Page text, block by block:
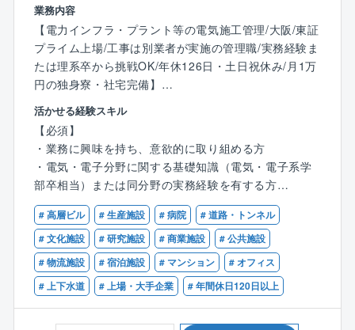
業務内容
【電力インフラ・プラント等の電気施工管理/大阪/東証
プライム上場/工事は別業者が実施の管理職/実務経験ま
たは理系卒から挑戦OK/年休126日・土日祝休み/月1万
円の独身寮・社宅完備】
■業務概要
電気設備の企画・設計～製造～販売まで一気通貫で行
う業界をリードする同社にて、施工管理を担当
■お客様先事例
官庁：水処理プラント、水力発電設備等
民間：鉄道関連、ビル、商業施設、再生可能エネルギ
ー発電事業者
その他：電力会社、高速道路等
■担当エリア：関東圏中心
でご安心ください
活かせる経験スキル
【必須】
・業務に興味を持ち、意欲的に取り組める方
・電気・電子分野に関する基礎知識（電気・電子系学
部卒相当）または同分野の実務経験を有する方
・プラント電気設備工事の設計またはエンジニアリン
グ業務の経験をお持ちの方
【歓迎】
・特高受変電設備に関する経験をお持ちの方
# 高層ビル # 生産施設 # 病院
# 道路・トンネル
# 文化施設
# 研究施設 # 商業施設
# 公共施設
# 物流施設
# 宿泊施設 # マンション
# オフィス
# 上下水道
# 上場・大手企業 # 年間休日120日以上